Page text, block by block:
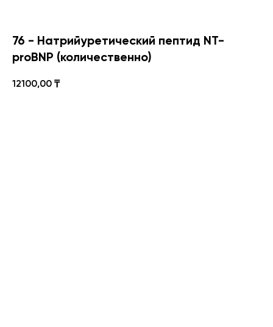
76 - Натрийуретический пептид NT-
proBNP (количественно)
12100,00 ₸